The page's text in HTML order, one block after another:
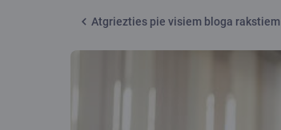
Atgriezties pie visiem bloga rakstiem